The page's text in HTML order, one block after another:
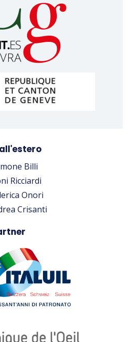
Billi
Ricciardi
Onori
Crisanti